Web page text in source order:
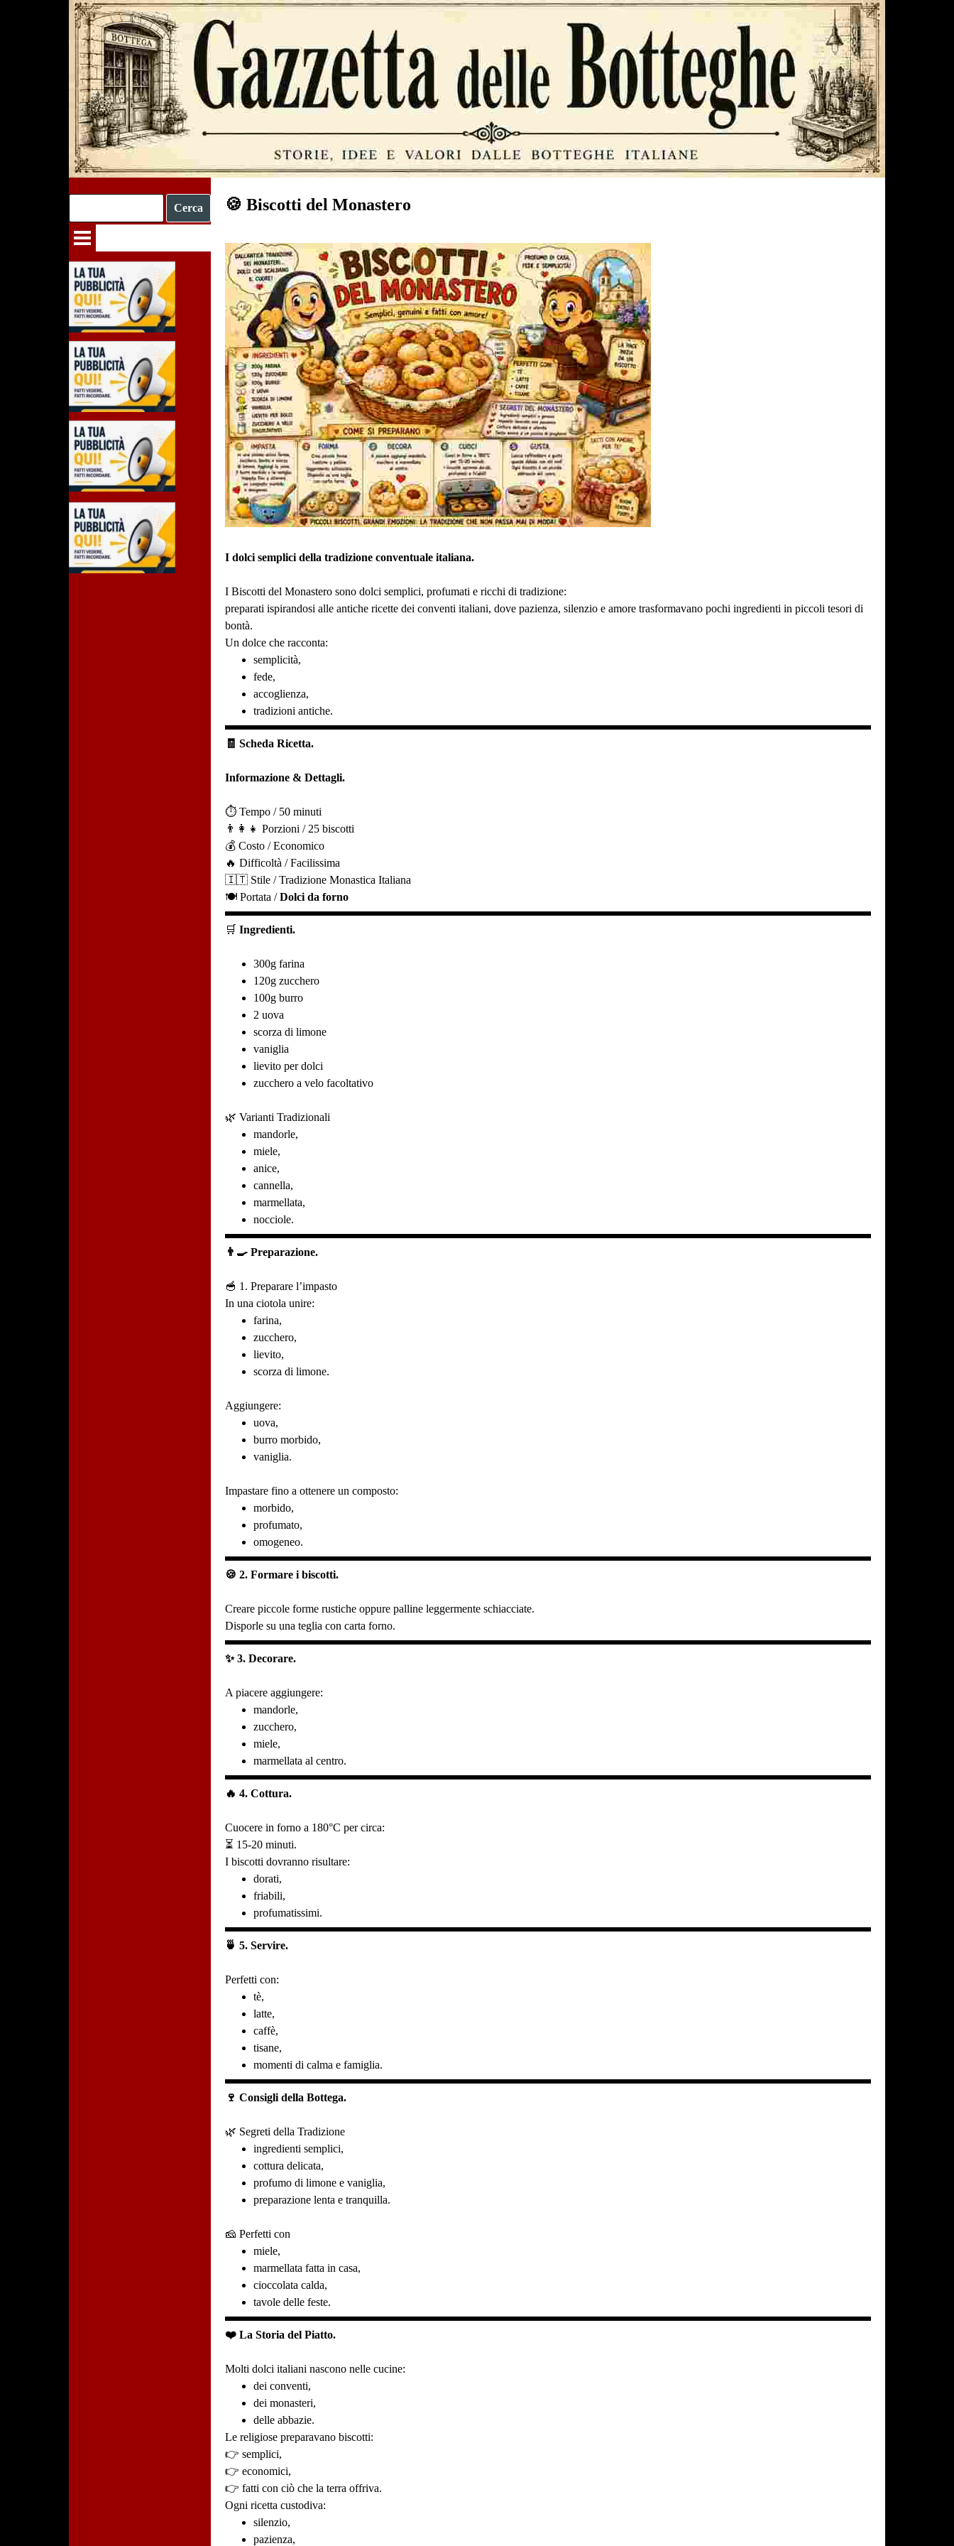
Cerca
🍪 Biscotti del Monastero
I dolci semplici della tradizione conventuale italiana.
I Biscotti del Monastero sono dolci semplici, profumati e ricchi di tradizione:
preparati ispirandosi alle antiche ricette dei conventi italiani, dove pazienza, silenzio e amore trasformavano pochi ingredienti in piccoli tesori di
bontà.
Un dolce che racconta:
semplicità,
fede,
accoglienza,
tradizioni antiche.
🧾 Scheda Ricetta.
Informazione & Dettagli.
⏱️ Tempo / 50 minuti
👨‍👩‍👧 Porzioni / 25 biscotti
💰 Costo / Economico
🔥 Difficoltà / Facilissima
🇮🇹 Stile / Tradizione Monastica Italiana
🍽️ Portata /Dolci da forno
🛒Ingredienti.
300g farina
120g zucchero
100g burro
2 uova
scorza di limone
vaniglia
lievito per dolci
zucchero a velo facoltativo
🌿 Varianti Tradizionali
mandorle,
miele,
anice,
cannella,
marmellata,
nocciole.
👨‍🍳 Preparazione.
🥣 1. Preparare l’impasto
In una ciotola unire:
farina,
zucchero,
lievito,
scorza di limone.
Aggiungere:
uova,
burro morbido,
vaniglia.
Impastare fino a ottenere un composto:
morbido,
profumato,
omogeneo.
🍪 2. Formare i biscotti.
Creare piccole forme rustiche oppure palline leggermente schiacciate.
Disporle su una teglia con carta forno.
✨ 3. Decorare.
A piacere aggiungere:
mandorle,
zucchero,
miele,
marmellata al centro.
🔥 4. Cottura.
Cuocere in forno a 180°C per circa:
⏳ 15-20 minuti.
I biscotti dovranno risultare:
dorati,
friabili,
profumatissimi.
🍵 5. Servire.
Perfetti con:
tè,
latte,
caffè,
tisane,
momenti di calma e famiglia.
🍷 Consigli della Bottega.
🌿 Segreti della Tradizione
ingredienti semplici,
cottura delicata,
profumo di limone e vaniglia,
preparazione lenta e tranquilla.
🧀 Perfetti con
miele,
marmellata fatta in casa,
cioccolata calda,
tavole delle feste.
❤️ La Storia del Piatto.
Molti dolci italiani nascono nelle cucine:
dei conventi,
dei monasteri,
delle abbazie.
Le religiose preparavano biscotti:
👉 semplici,
👉 economici,
👉 fatti con ciò che la terra offriva.
Ogni ricetta custodiva:
silenzio,
pazienza,